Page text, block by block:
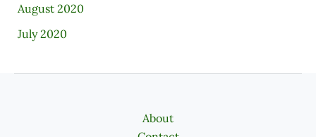
August 2020
July 2020
About